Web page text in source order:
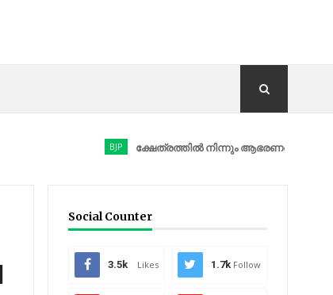
ക്ഷേത്രത്തിൽ നിന്നും ആഭരണങ്ങൾ കവർന്നു;
Social Counter
3.5k Likes 1.7k Follow